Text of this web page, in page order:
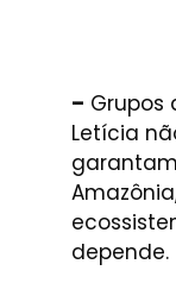
– Grupos
Letícia
depende.